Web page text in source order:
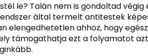
le? Talán nem is gondoltad
által termelt antitestek
elengedhetetlen ahhoz, hogy
támogathatja ezt a folyamatot